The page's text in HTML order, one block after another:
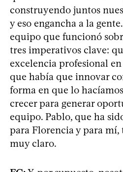
construyendo juntos
y eso engancha a la
equipo que funcionó
tres imperativos clave:
excelencia profesional
que había que innovar
forma en que lo
crecer para generar
equipo. Pablo, que ha
para Florencia y para mí,
muy claro.